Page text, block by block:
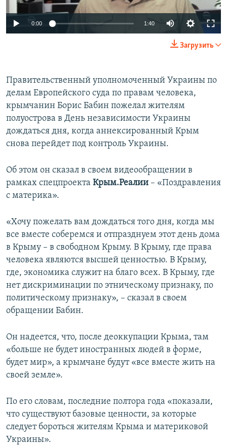
ПОБЕДИТЕЛЕЙ НЕ СУДЯТ?
КРЫМ.НЕПОКОРЕННЫЙ
ПРИСОЕДИНЯЙТЕСЬ!
Все сайты RFE/RL
0:00 1:40
Загрузить
Правительственный уполномоченный Украины по
делам Европейского суда по правам человека,
крымчанин Борис Бабин пожелал жителям
полуострова в День независимости Украины
дождаться дня, когда аннексированный Крым
снова перейдет под контроль Украины.
Об этом он сказал в своем видеообращении в
рамках спецпроекта Крым.Реалии – «Поздравления
с материка».
«Хочу пожелать вам дождаться того дня, когда мы
все вместе соберемся и отпразднуем этот день дома
в Крыму – в свободном Крыму. В Крыму, где права
человека являются высшей ценностью. В Крыму,
где, экономика служит на благо всех. В Крыму, где
нет дискриминации по этническому признаку, по
политическому признаку», – сказал в своем
обращении Бабин.
Он надеется, что, после деоккупации Крыма, там
«больше не будет иностранных людей в форме,
будет мир», а крымчане будут «все вместе жить на
своей земле».
По его словам, последние полтора года «показали,
что существуют базовые ценности, за которые
следует бороться жителям Крыма и материковой
Украины».